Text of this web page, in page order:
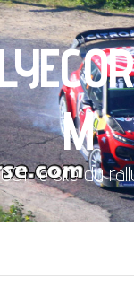
M
le site du